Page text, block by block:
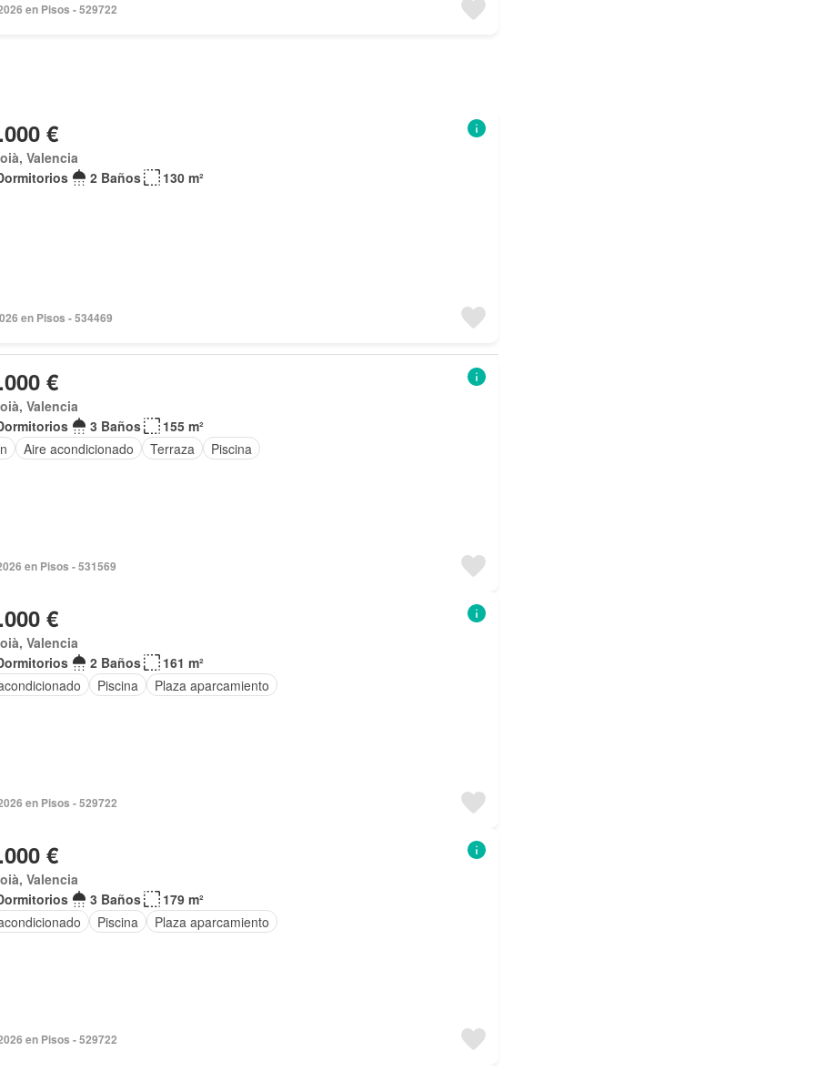
en Pisos - 529722
€
Valencia
2 Baños 130 m²
en Pisos - 534469
€
Valencia
3 Baños
155 m²
Aire acondicionado Terraza Piscina
en Pisos - 531569
€
Valencia
2 Baños
161 m²
Piscina Plaza aparcamiento
en Pisos - 529722
€
Valencia
3 Baños
179 m²
Piscina Plaza aparcamiento
en Pisos - 529722